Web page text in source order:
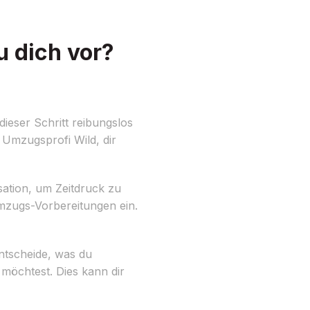
dich vor?
Schritt reibungslos
Wild, dir
um Zeitdruck zu
Vorbereitungen ein.
was du
Dies kann dir